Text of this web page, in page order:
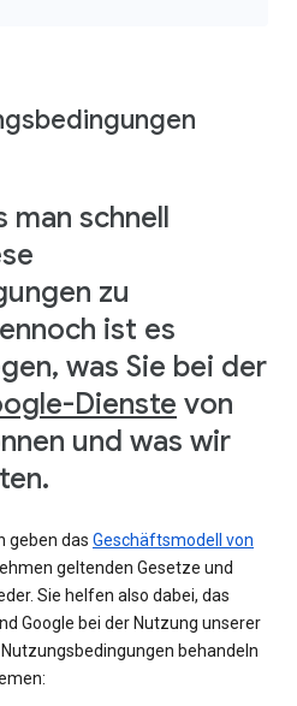
man schnell
zu
ist es
was Sie bei der
Dienste von
und was wir
geben das Geschäftsmodell von
geltenden Gesetze und
Sie helfen also dabei, das
Google bei der Nutzung unserer
behandeln